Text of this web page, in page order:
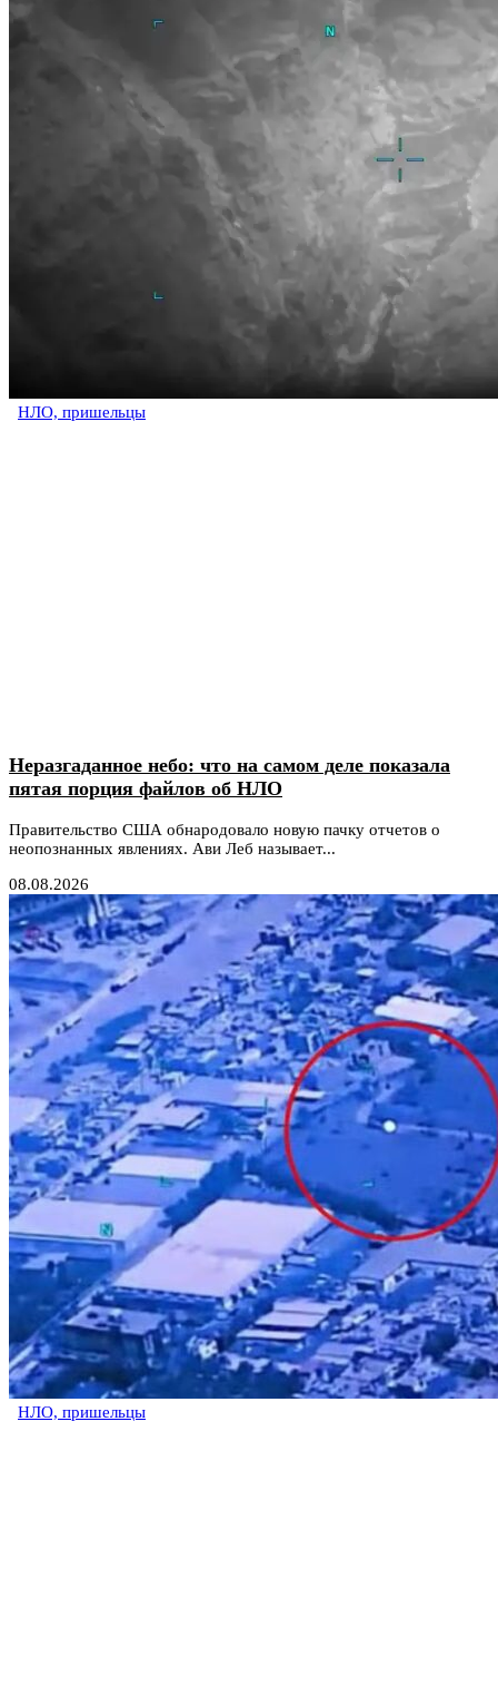
НЛО, пришельцы
Неразгаданное небо: что на самом деле показала
пятая порция файлов об НЛО
Правительство США обнародовало новую пачку отчетов о
неопознанных явлениях. Ави Леб называет...
08.08.2026
НЛО, пришельцы